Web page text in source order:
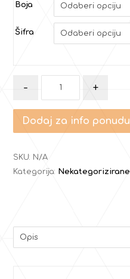
Boja
Šifra
- +
Dodaj za info ponudu
SKU: N/A
Kategorija: Nekategorizirane